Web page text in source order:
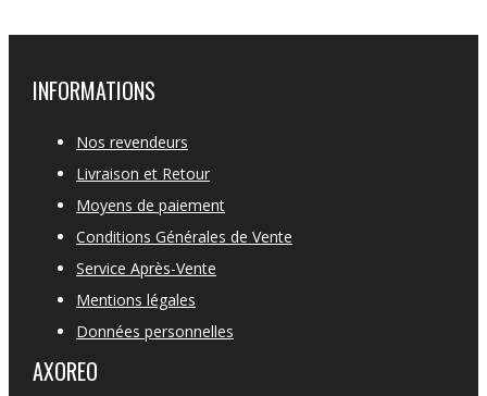
INFORMATIONS
Nos revendeurs
Livraison et Retour
Moyens de paiement
Conditions Générales de Vente
Service Après-Vente
Mentions légales
Données personnelles
AXOREO